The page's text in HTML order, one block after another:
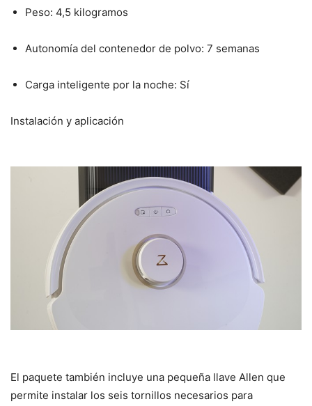
Peso: 4,5 kilogramos
Autonomía del contenedor de polvo: 7 semanas
Carga inteligente por la noche: Sí
Instalación y aplicación
El paquete también incluye una pequeña llave Allen que
permite instalar los seis tornillos necesarios para